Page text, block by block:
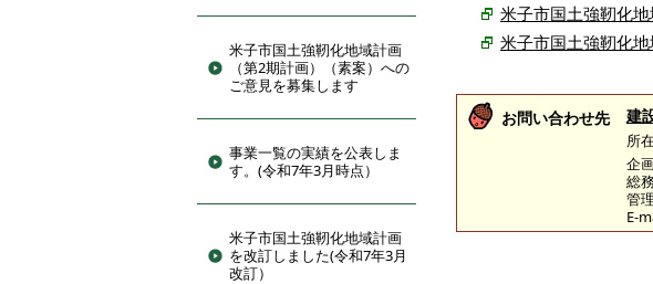
米子市国土強靭化地域計画
（第2期計画）（素案）への
ご意見を募集します
事業一覧の実績を公表しま
す。(令和7年3月時点）
米子市国土強靭化地域計画
を改訂しました(令和7年3月
改訂）
米子市国土強靭化
米子市国土強靭化地
お問い合わせ先 建
所
企
総
管
E-